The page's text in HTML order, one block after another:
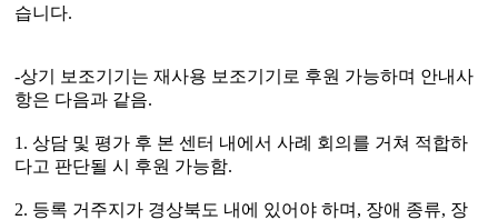
습니다.
-상기 보조기기는 재사용 보조기기로 후원 가능하며 안내사
항은 다음과 같음.
1.상담 및 평가 후 본 센터 내에서 사례 회의를 거쳐 적합하
다고 판단될 시 후원 가능함.
2. 등록 거주지가 경상북도 내에 있어야 하며 , 장애 종류, 장